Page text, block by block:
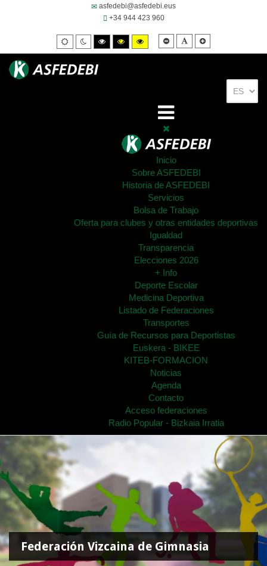
asfedebi@asfedebi.eus
+34 944 423 960
Default
mode
Night
mode
High
contrast
black/white
High
contrast
black/yellow
High
contrast
yellow/black
Smaller
font
Default
font
Inicio
Sobre ASFEDEBI
Historia de ASFEDEBI
Servicios
Bolsa de Trabajo
Oferta para clubes y otras entidades deportivas
Igualdad
Transparencia
Elecciones 2026
+ Info
Deporte Escolar
Medicina Deportiva
Listado de Federaciones
Transportes
Guía de Recursos para Deportistas
Euskera - BIKEE
KITEB-FORMACION
Noticias
Agenda
Contacto
Acceso federaciones
Radio Popular - Bizkaia Irratia
Federación Vizcaina de Gimnasia